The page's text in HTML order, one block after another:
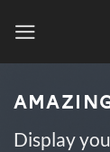
Display